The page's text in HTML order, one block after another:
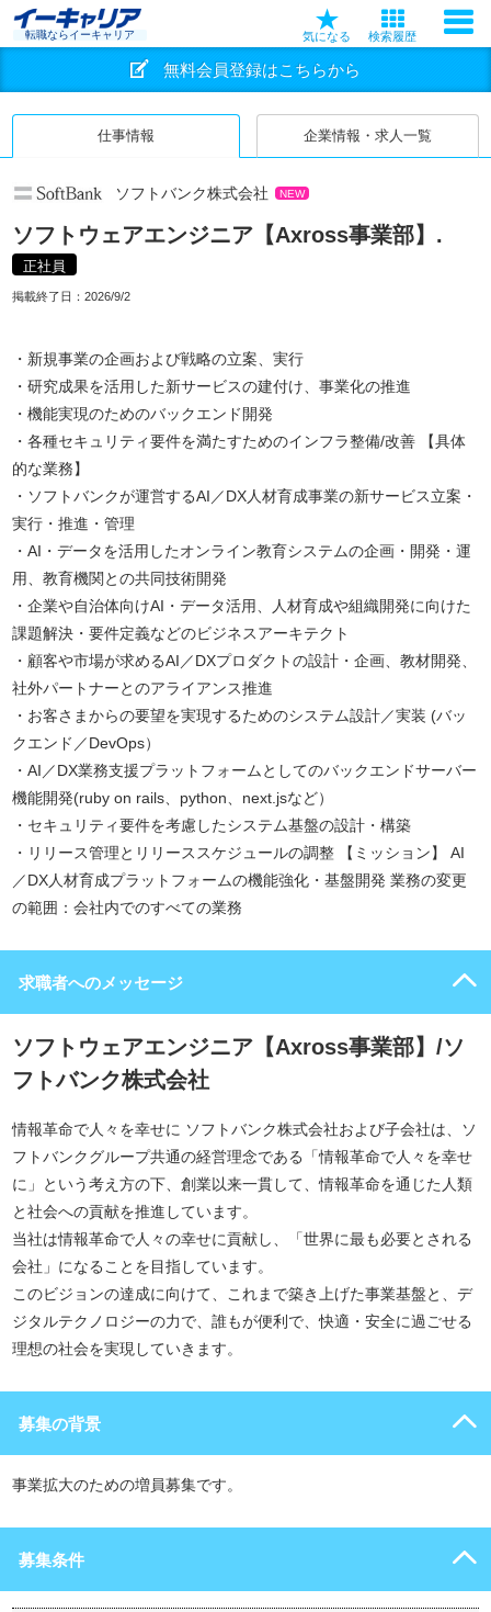
転職ならイーキャリア 気になる 検索履歴
無料会員登録はこちらから
仕事情報 企業情報・求人一覧
ソフトバンク株式会社 NEW
ソフトウェアエンジニア【Axross事業部】.
正社員
掲載終了日： 2026/9/2
・新規事業の企画および戦略の立案、実行
・研究成果を活用した新サービスの建付け、事業化の推進
・機能実現のためのバックエンド開発
・各種セキュリティ要件を満たすためのインフラ整備/改善 【具体
的な業務】
・ソフトバンクが運営するAI／DX人材育成事業の新サービス立案・
実行・推進・管理
・AI・データを活用したオンライン教育システムの企画・開発・運
用、教育機関との共同技術開発
・企業や自治体向けAI・データ活用、人材育成や組織開発に向けた
課題解決・要件定義などのビジネスアーキテクト
・顧客や市場が求めるAI／DXプロダクトの設計・企画、教材開発、
社外パートナーとのアライアンス推進
・お客さまからの要望を実現するためのシステム設計／実装 (バッ
クエンド／DevOps）
・AI／DX業務支援プラットフォームとしてのバックエンドサーバー
機能開発(ruby on rails、python、next.jsなど）
・セキュリティ要件を考慮したシステム基盤の設計・構築
・リリース管理とリリーススケジュールの調整 【ミッション】 AI
／DX人材育成プラットフォームの機能強化・基盤開発 業務の変更
の範囲：会社内でのすべての業務
求職者へのメッセージ
ソフトウェアエンジニア【Axross事業部】/ソ
フトバンク株式会社
情報革命で人々を幸せに ソフトバンク株式会社および子会社は、ソ
フトバンクグループ共通の経営理念である「情報革命で人々を幸せ
に」という考え方の下、創業以来一貫して、情報革命を通じた人類
と社会への貢献を推進しています。
当社は情報革命で人々の幸せに貢献し、「世界に最も必要とされる
会社」になることを目指しています。
このビジョンの達成に向けて、これまで築き上げた事業基盤と、デ
ジタルテクノロジーの力で、誰もが便利で、快適・安全に過ごせる
理想の社会を実現していきます。
募集の背景
事業拡大のための増員募集です。
募集条件